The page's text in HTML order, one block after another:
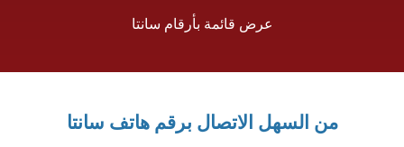
عرض قائمة بأرقام سانتا
من السهل الاتصال برقم هاتف سانتا